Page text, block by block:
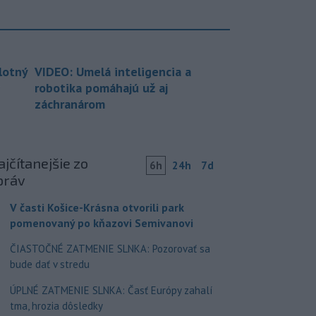
VIDEO: Umelá inteligencia a
robotika pomáhajú už aj
záchranárom
zo
6h 24h 7d
V časti Košice-Krásna otvorili park
pomenovaný po kňazovi Semivanovi
ČIASTOČNÉ ZATMENIE SLNKA: Pozorovať sa
bude dať v stredu
ÚPLNÉ ZATMENIE SLNKA: Časť Európy zahalí
tma, hrozia dôsledky